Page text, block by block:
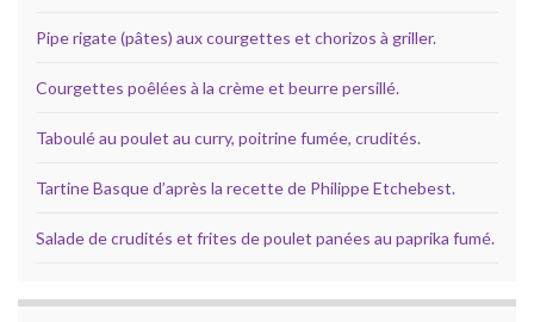
Pipe rigate (pâtes) aux courgettes et chorizos à griller.
Courgettes poêlées à la crème et beurre persillé.
Taboulé au poulet au curry, poitrine fumée, crudités.
Tartine Basque d’après la recette de Philippe Etchebest.
Salade de crudités et frites de poulet panées au paprika fumé.